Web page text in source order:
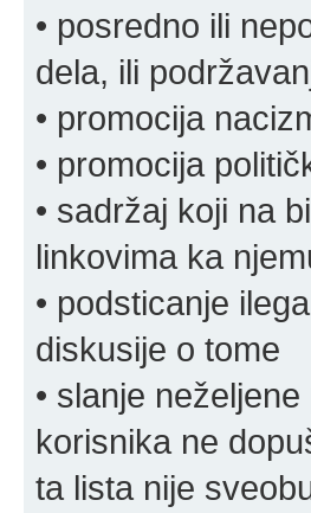
• posredno ili
dela, ili
• promocija
• promocija
• sadržaj koji na
linkovima ka
• podsticanje
diskusije o tome
• slanje
korisnika ne
ta lista nije